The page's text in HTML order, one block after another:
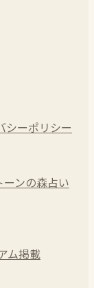
シーポリシー
ーンの森占い
ム掲載